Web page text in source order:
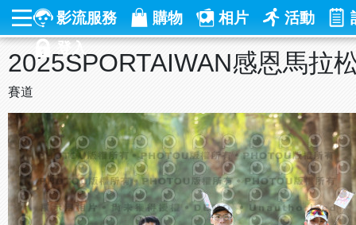
影流服務 購物 相片 活動
登入
2025SPORTAIWAN感恩馬拉
賽道